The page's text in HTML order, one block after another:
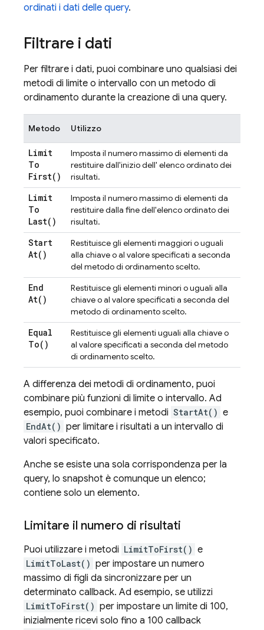
ordinati i dati delle query.
Filtrare i dati
Per filtrare i dati, puoi combinare uno qualsiasi dei
metodi di limite o intervallo con un metodo di
ordinamento durante la creazione di una query.
Metodo Utilizzo
Limit
To
First( )
Imposta il numero massimo di elementi da
restituire dall'inizio dell' elenco ordinato dei
risultati.
Limit
To
Last( )
Imposta il numero massimo di elementi da
restituire dalla fine dell'elenco ordinato dei
risultati.
Start
At( )
Restituisce gli elementi maggiori o uguali
alla chiave o al valore specificati a seconda
del metodo di ordinamento scelto.
End
At( )
Restituisce gli elementi minori o uguali alla
chiave o al valore specificati a seconda del
metodo di ordinamento scelto.
Equal
To( )
Restituisce gli elementi uguali alla chiave o
al valore specificati a seconda del metodo
di ordinamento scelto.
A differenza dei metodi di ordinamento, puoi
combinare più funzioni di limite o intervallo. Ad
esempio, puoi combinare i metodi StartAt() e
EndAt() per limitare i risultati a un intervallo di
valori specificato.
Anche se esiste una sola corrispondenza per la
query, lo snapshot è comunque un elenco;
contiene solo un elemento.
Limitare il numero di risultati
Puoi utilizzare i metodi LimitToFirst() e
LimitToLast() per impostare un numero
massimo di figli da sincronizzare per un
determinato callback. Ad esempio, se utilizzi
LimitToFirst() per impostare un limite di 100,
inizialmente ricevi solo fino a 100 callback